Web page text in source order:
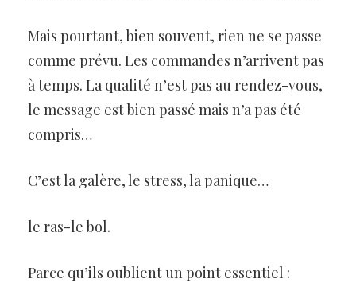
Mais pourtant, bien souvent, rien ne se passe
comme prévu. Les commandes n’arrivent pas
à temps. La qualité n’est pas au rendez-vous,
le message est bien passé mais n’a pas été
compris…
C’est la galère, le stress, la panique…
le ras-le bol.
Parce qu’ils oublient un point essentiel :